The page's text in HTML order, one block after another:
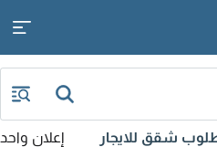
شقق للايجار إعلان واحد